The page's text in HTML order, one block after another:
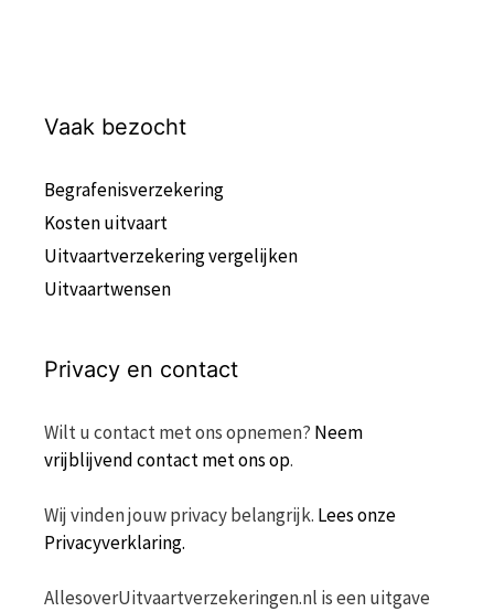
Vaak bezocht
Begrafenisverzekering
Kosten uitvaart
Uitvaartverzekering vergelijken
Uitvaartwensen
Privacy en contact
Wilt u contact met ons opnemen? Neem
vrijblijvend contact met ons op.
Wij vinden jouw privacy belangrijk. Lees onze
Privacyverklaring.
AllesoverUitvaartverzekeringen.nl is een uitgave